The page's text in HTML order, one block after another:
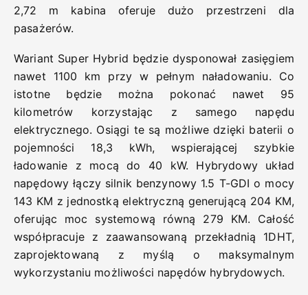
2,72 m kabina oferuje dużo przestrzeni dla
pasażerów.
Wariant Super Hybrid będzie dysponował zasięgiem
nawet 1100 km przy w pełnym naładowaniu. Co
istotne będzie można pokonać nawet 95
kilometrów korzystając z samego napędu
elektrycznego. Osiągi te są możliwe dzięki baterii o
pojemności 18,3 kWh, wspierającej szybkie
ładowanie z mocą do 40 kW. Hybrydowy układ
napędowy łączy silnik benzynowy 1.5 T-GDI o mocy
143 KM z jednostką elektryczną generującą 204 KM,
oferując moc systemową równą 279 KM. Całość
współpracuje z zaawansowaną przekładnią 1DHT,
zaprojektowaną z myślą o maksymalnym
wykorzystaniu możliwości napędów hybrydowych.